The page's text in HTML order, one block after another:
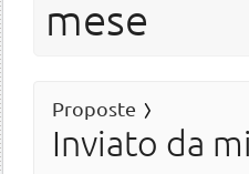
mese
Proposte
Inviato da